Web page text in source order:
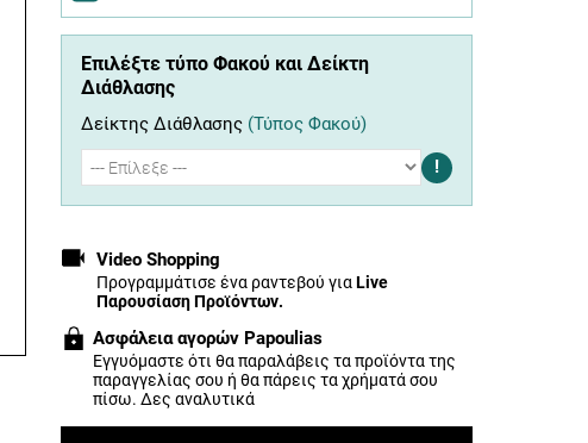
Επιλέξτε τύπο Φακού και Δείκτη
Διάθλασης
Δείκτης Διάθλασης (Τύπος Φακού)
!
Video Shopping
Προγραμμάτισε ένα ραντεβού γιαLive
Παρουσίαση Προϊόντων.
Ασφάλεια αγορών Papoulias
Εγγυόμαστε ότι θα παραλάβεις τα προϊόντα της
παραγγελίας σου ή θα πάρεις τα χρήματά σου
πίσω. Δες αναλυτικά